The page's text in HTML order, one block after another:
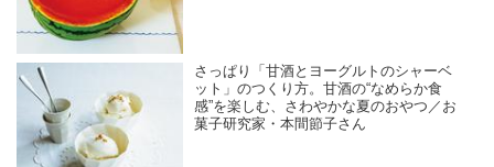
さっぱり「甘酒とヨーグルトのシャーベ
ット」のつくり方。甘酒の“なめらか食
感”を楽しむ、さわやかな夏のおやつ／お
菓子研究家・本間節子さん